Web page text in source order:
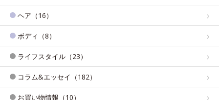
ヘア（16）
ボディ（8）
ライフスタイル（23）
コラム&エッセイ（182）
お買い物情報（10）